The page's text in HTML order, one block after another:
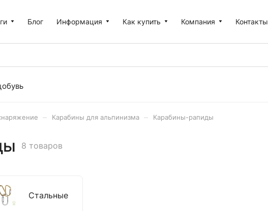
Блог Информация Как купить Компания Контакты
Карабины для альпинизма Карабины-рапиды
8 товаров
Стальные